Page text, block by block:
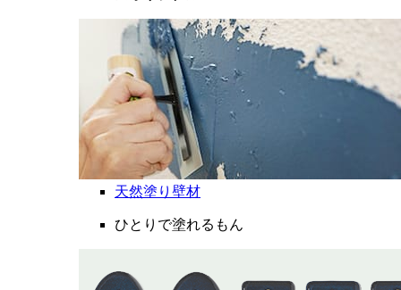
天然塗り壁材
ひとりで塗れるもん